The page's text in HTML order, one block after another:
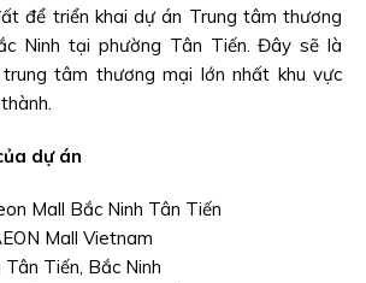
để triển khai dự án Trung tâm thương
Ninh tại phường Tân Tiến. Đây sẽ là
tâm thương mại lớn nhất khu vực
dự án
Mall Bắc Ninh Tân Tiến
Mall Vietnam
Tiến, Bắc Ninh